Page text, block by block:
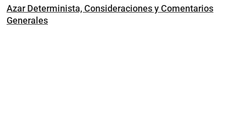
Azar Determinista, Consideraciones y Comentarios
Generales